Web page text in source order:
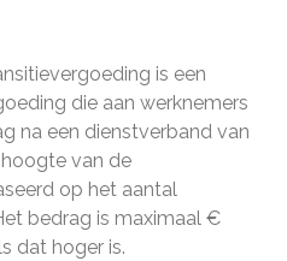
is een
die aan werknemers
na een dienstverband van
van de
op het aantal
bedrag is maximaal €
dat hoger is.